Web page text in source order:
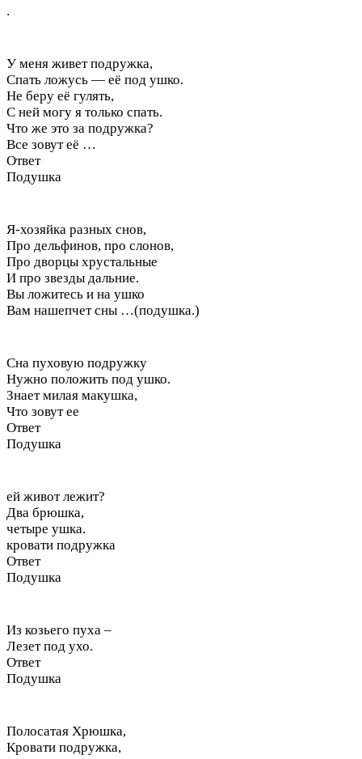
.
У меня живет подружка,
Спать ложусь — её под ушко.
Не беру её гулять,
С ней могу я только спать.
Что же это за подружка?
Все зовут её …
Ответ
Подушка
Я-хозяйка разных снов,
Про дельфинов, про слонов,
Про дворцы хрустальные
И про звезды дальние.
Вы ложитесь и на ушко
Вам нашепчет сны …(подушка.)
Сна пуховую подружку
Нужно положить под ушко.
Знает милая макушка,
Что зовут ее
Ответ
Подушка
ей живот лежит?
Два брюшка,
четыре ушка.
кровати подружка
Ответ
Подушка
Из козьего пуха –
Лезет под ухо.
Ответ
Подушка
Полосатая Хрюшка,
Кровати подружка,